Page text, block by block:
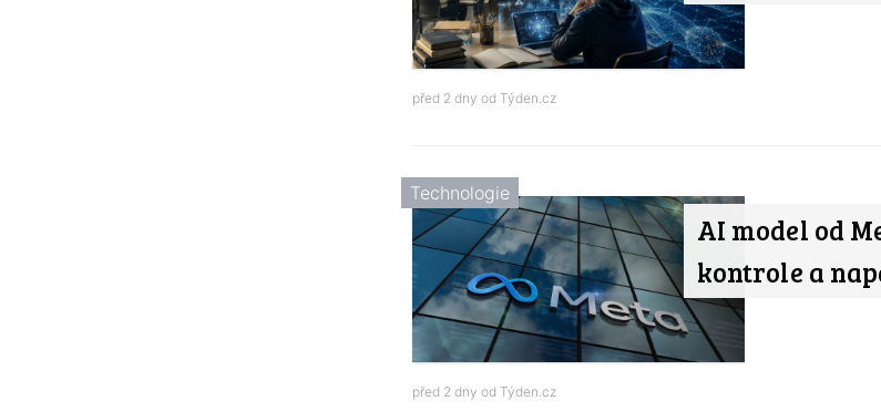
před 2 dny od Týden.cz
AI model od
kontrole a
Technologie
před 2 dny od Týden.cz